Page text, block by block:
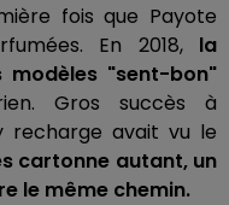
fois que Payote
En 2018,la
"sent-bon"
Gros succès à
recharge avait vu le
cartonne autant, un
le même chemin.